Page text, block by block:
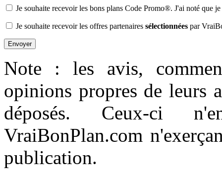
Je souhaite recevoir les bons plans Code Promo®. J'ai noté que
Je souhaite recevoir les offres partenaires sélectionnées par
Note : les avis,
opinions propres de leurs
déposés. Ceux-ci
VraiBonPlan.com
publication.